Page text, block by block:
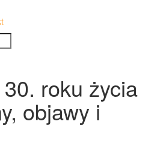
roku życia
objawy i